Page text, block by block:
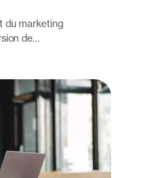
du marketing
de…